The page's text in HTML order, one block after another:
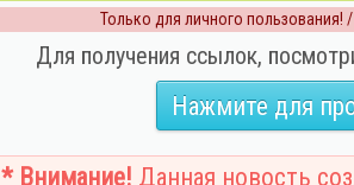
Только для личного пользования!
Для получения ссылок,
Нажмите для
* Внимание! Данная новость